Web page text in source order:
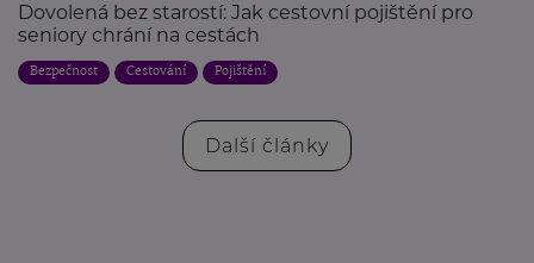
Dovolená bez starostí: Jak cestovní pojištění pro
seniory chrání na cestách
Bezpečnost Cestování Pojištění
Další články